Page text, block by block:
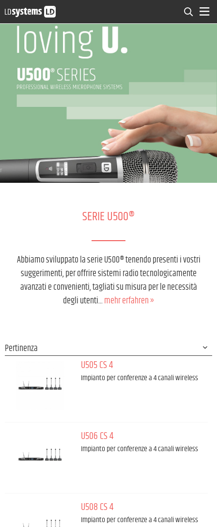
SERIE U500®
Abbiamo sviluppato la serie U500® tenendo presenti i vostri
suggerimenti, per offrire sistemi radio tecnologicamente
avanzati e convenienti, tagliati su misura per le necessità
degli utenti...mehr erfahren »
U505 CS 4
Impianto per conferenze a 4 canali wireless
U506 CS 4
Impianto per conferenze a 4 canali wireless
U508 CS 4
Impianto per conferenze a 4 canali wireless